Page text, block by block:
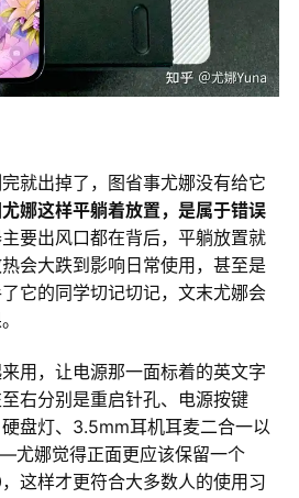
就出掉了，图省事尤娜没有给它
娜这样平躺着放置，是属于错误
要出风口都在背后，平躺放置就
会大跌到影响日常使用，甚至是
它的同学切记切记，文末尤娜会
用，让电源那一面标着的英文字
右分别是重启针孔、电源按键
硬盘灯、3.5mm耳机耳麦二合一以
娜觉得正面更应该保留一个
这样才更符合大多数人的使用习